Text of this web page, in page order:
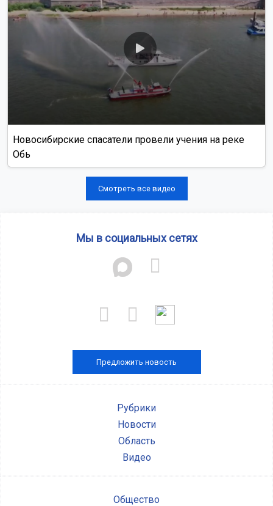
Новосибирские спасатели провели учения на реке
Обь
Смотреть все видео
Мы в социальных сетях
Предложить новость
Рубрики
Новости
Область
Видео
Общество